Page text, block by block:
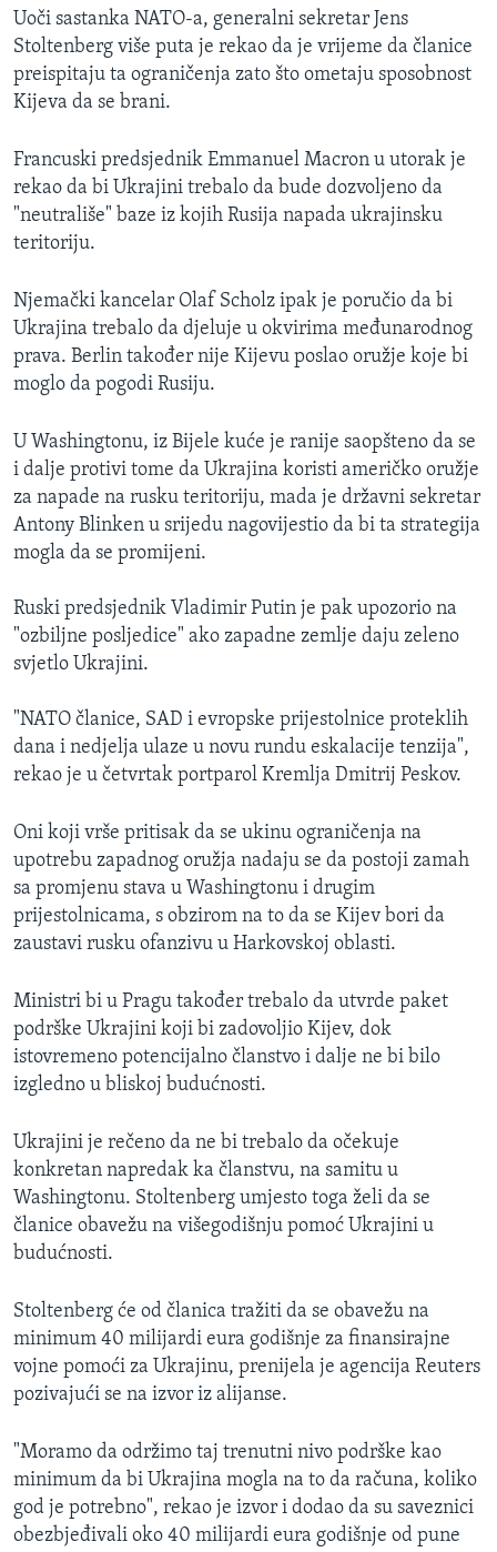
Uoči sastanka NATO-a, generalni sekretar Jens
Stoltenberg više puta je rekao da je vrijeme da članice
preispitaju ta ograničenja zato što ometaju sposobnost
Kijeva da se brani.
Francuski predsjednik Emmanuel Macron u utorak je
rekao da bi Ukrajini trebalo da bude dozvoljeno da
"neutrališe" baze iz kojih Rusija napada ukrajinsku
teritoriju.
Njemački kancelar Olaf Scholz ipak je poručio da bi
Ukrajina trebalo da djeluje u okvirima međunarodnog
prava. Berlin također nije Kijevu poslao oružje koje bi
moglo da pogodi Rusiju.
U Washingtonu, iz Bijele kuće je ranije saopšteno da se
i dalje protivi tome da Ukrajina koristi američko oružje
za napade na rusku teritoriju, mada je državni sekretar
Antony Blinken u srijedu nagovijestio da bi ta strategija
mogla da se promijeni.
Ruski predsjednik Vladimir Putin je pak upozorio na
"ozbiljne posljedice" ako zapadne zemlje daju zeleno
svjetlo Ukrajini.
"NATO članice, SAD i evropske prijestolnice proteklih
dana i nedjelja ulaze u novu rundu eskalacije tenzija",
rekao je u četvrtak portparol Kremlja Dmitrij Peskov.
Oni koji vrše pritisak da se ukinu ograničenja na
upotrebu zapadnog oružja nadaju se da postoji zamah
sa promjenu stava u Washingtonu i drugim
prijestolnicama, s obzirom na to da se Kijev bori da
zaustavi rusku ofanzivu u Harkovskoj oblasti.
Ministri bi u Pragu također trebalo da utvrde paket
podrške Ukrajini koji bi zadovoljio Kijev, dok
istovremeno potencijalno članstvo i dalje ne bi bilo
izgledno u bliskoj budućnosti.
Ukrajini je rečeno da ne bi trebalo da očekuje
konkretan napredak ka članstvu, na samitu u
Washingtonu. Stoltenberg umjesto toga želi da se
članice obavežu na višegodišnju pomoć Ukrajini u
budućnosti.
Stoltenberg će od članica tražiti da se obavežu na
minimum 40 milijardi eura godišnje za finansirajne
vojne pomoći za Ukrajinu, prenijela je agencija Reuters
pozivajući se na izvor iz alijanse.
"Moramo da održimo taj trenutni nivo podrške kao
minimum da bi Ukrajina mogla na to da računa, koliko
god je potrebno", rekao je izvor i dodao da su saveznici
obezbjeđivali oko 40 milijardi eura godišnje od pune